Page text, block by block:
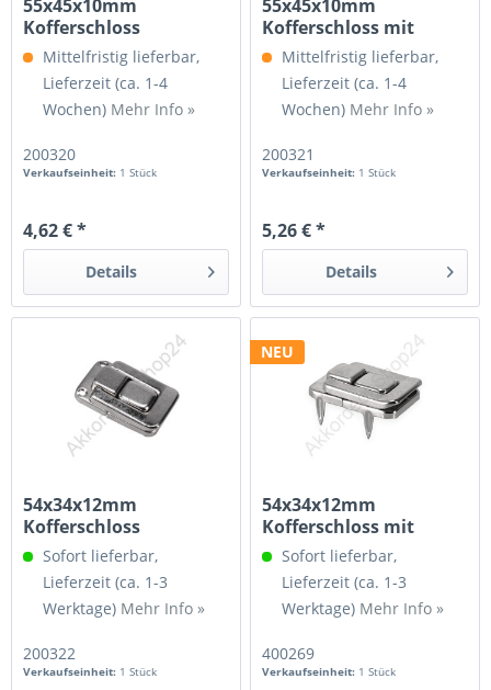
55x45x10mm
Kofferschloss
abschließbar
vernickelt
Mittelfristig lieferbar,
Lieferzeit (ca. 1-4
Wochen) Mehr Info »
200320
Verkaufseinheit: 1 Stück
4,62 € *
Details
55x45x10mm
Kofferschloss mit
Befestigungsfüßen...
Mittelfristig lieferbar,
Lieferzeit (ca. 1-4
Wochen) Mehr Info »
200321
Verkaufseinheit: 1 Stück
5,26 € *
Details
54x34x12mm
Kofferschloss
vernickelt
Sofort lieferbar,
Lieferzeit (ca. 1-3
Werktage) Mehr Info »
200322
Verkaufseinheit: 1 Stück
NEU
54x34x12mm
Kofferschloss mit
Befestigungsfüßen,...
Sofort lieferbar,
Lieferzeit (ca. 1-3
Werktage) Mehr Info »
400269
Verkaufseinheit: 1 Stück